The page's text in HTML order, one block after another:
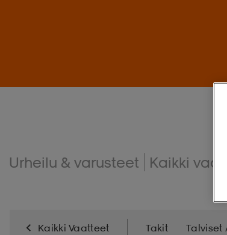
Urheilu & varusteet Kaikki
Kaikki Vaatteet Takit Talviset